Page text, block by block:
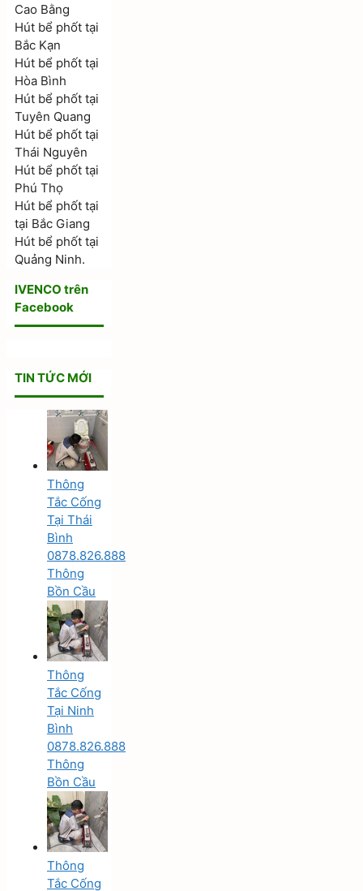
Cao Bằng
Hút bể phốt tại
Bắc Kạn
Hút bể phốt tại
Hòa Bình
Hút bể phốt tại
Tuyên Quang
Hút bể phốt tại
Thái Nguyên
Hút bể phốt tại
Phú Thọ
Hút bể phốt tại
tại Bắc Giang
Hút bể phốt tại
Quảng Ninh.
IVENCO trên
Facebook
TIN TỨC MỚI
Thông
Tắc Cống
Tại Thái
Bình
0878.826.888
Thông
Bồn Cầu
Thông
Tắc Cống
Tại Ninh
Bình
0878.826.888
Thông
Bồn Cầu
Thông
Tắc Cống